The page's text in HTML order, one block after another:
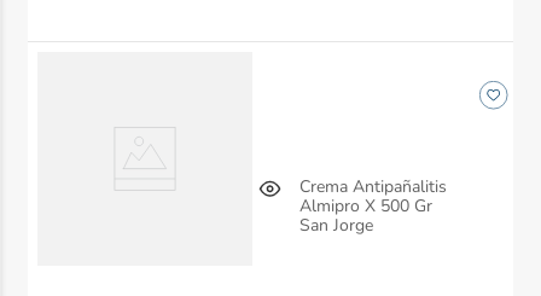
Crema Antipañalitis
Almipro X 500 Gr
San Jorge